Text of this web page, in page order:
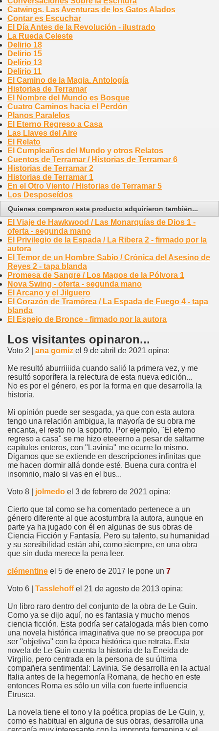
Catwings. Las Aventuras de los Gatos Alados
Contar es Escuchar
El Día Antes de la Revolución - ilustrado
La Rueda Celeste
Delirio 18
Delirio 15
Delirio 13
Delirio 11
El Camino de la Magia. Antología
Historias de Terramar
El Nombre del Mundo es Bosque
Cuatro Caminos hacia el Perdón
Planos Paralelos
El Eterno Regreso a Casa
Las Llaves del Aire
El Relato
El Cumpleaños del Mundo y otros Relatos
Cuentos de Terramar / Historias de Terramar 6
Historias de Terramar 2
Historias de Terramar 1
En el Otro Viento / Historias de Terramar 5
Los Desposeídos
Quienes compraron este producto adquirieron también...
El Viaje de Hawkwood / Las Monarquías de Dios 1 -
oferta - segunda mano
El Privilegio de la Espada / La Ribera 2 - firmado por la
autora
El Temor de un Hombre Sabio / Crónica del Asesino de
Reyes 2 - tapa blanda
Promesa de Sangre / Los Magos de la Pólvora 1
Nova Swing - oferta - segunda mano
El Arcano y el Jilguero
El Corazón de Tramórea / La Espada de Fuego 4 - tapa
blanda
El Espejo de Bronce - firmado por la autora
Los visitantes opinaron...
Voto 2 | ana gomiz el 9 de abril de 2021 opina:
Me resultó aburriiiida cuando salió la primera vez, y me
resultó soporífera la relectura de esta nueva edición...
No es por el género, es por la forma en que desarrolla la
historia.
Mi opinión puede ser sesgada, ya que con esta autora
tengo una relación ambigua, la mayoría de su obra me
encanta, el resto no la soporto. Por ejemplo, "El eterno
regreso a casa" se me hizo eteeerno a pesar de saltarme
capítulos enteros, con "Lavinia" me ocurre lo mismo.
Digamos que se extiende en descripciones infinitas que
me hacen dormir allá donde esté. Buena cura contra el
insomnio, malo si vas en el bus...
Voto 8 | jolmedo el 3 de febrero de 2021 opina:
Cierto que tal como se ha comentado pertenece a un
género diferente al que acostumbra la autora, aunque en
parte ya ha jugado con él en algunas de sus obras de
Ciencia Ficción y Fantasía. Pero su talento, su humanidad
y su sensibilidad están ahí, como siempre, en una obra
que sin duda merece la pena leer.
clémentine el 5 de enero de 2017 le pone un 7
Voto 6 | Tasslehoffel 21 de agosto de 2013 opina:
Un libro raro dentro del conjunto de la obra de Le Guin.
Como ya se dijo aquí, no es fantasia y mucho menos
ciencia ficción. Esta podría ser catalogada más bien como
una novela histórica imaginativa que no se preocupa por
ser "objetiva" con la época histórica que retrata. Esta
novela de Le Guin cuenta la historia de la Eneida de
Virgilio, pero centrada en la persona de su última
compañera sentimental: Lavinia. Se desarrolla en la actual
Italia antes de la hegemonía Romana, de hecho en este
entonces Roma es sólo un villa con fuerte influencia
Etrusca.
La novela tiene el tono y la poética propias de Le Guin, y,
como es habitual en alguna de sus obras, desarrolla una